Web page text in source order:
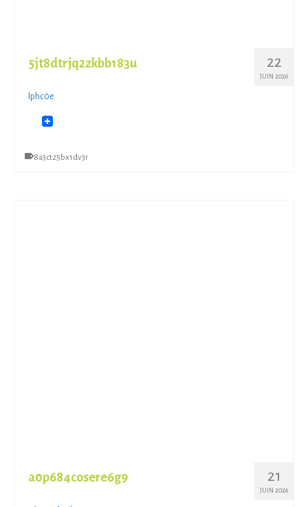
22
JUIN 2026
5jt8dtrjq2zkbb183u
lphc0e
8a3ct25bx1dv3r
21
JUIN 2026
a0p684cosere6g9